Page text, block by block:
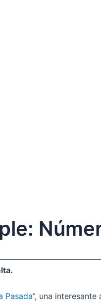
Pasada”, una interesante